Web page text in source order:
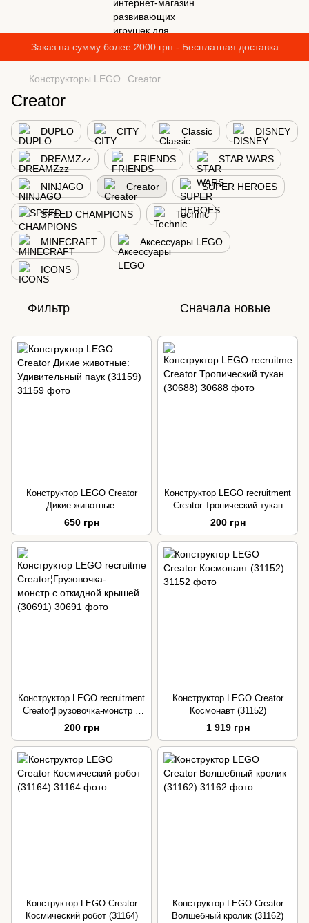
Заказ на сумму более 2000 грн - Бесплатная доставка
Конструкторы LEGO Creator
Creator
DUPLO CITY Classic DISNEY
DREAMZzz FRIENDS STAR WARS
NINJAGO Creator SUPER HEROES
SPEED CHAMPIONS Technic
MINECRAFT Аксессуары LEGO
ICONS
Фильтр Сначала новые
Конструктор LEGO Creator
Дикие животные:
Удивительный паук (31159)
650 грн
Конструктор LEGO recruitment
Creator Тропический тукан
(30688)
200 грн
Конструктор LEGO recruitment
Creator¦Грузовочка-монстр с
откидной крышей (30691)
200 грн
Конструктор LEGO Creator
Космонавт (31152)
1 919 грн
Конструктор LEGO Creator
Космический робот (31164)
Конструктор LEGO Creator
Волшебный кролик (31162)